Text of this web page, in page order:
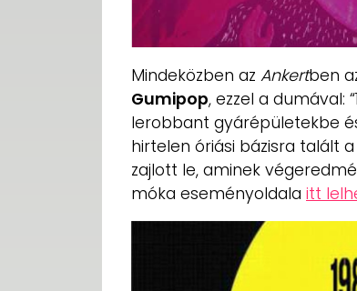
Mindeközben az Ankertben
Gumipop, ezzel a dumával:
lerobbant gyárépületekbe
hirtelen óriási bázisra talált
zajlott le, aminek
móka eseményoldala itt